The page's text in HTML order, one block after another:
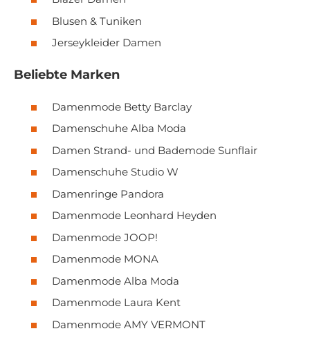
Blusen & Tuniken
Jerseykleider Damen
Beliebte Marken
Damenmode Betty Barclay
Damenschuhe Alba Moda
Damen Strand- und Bademode Sunflair
Damenschuhe Studio W
Damenringe Pandora
Damenmode Leonhard Heyden
Damenmode JOOP!
Damenmode MONA
Damenmode Alba Moda
Damenmode Laura Kent
Damenmode AMY VERMONT